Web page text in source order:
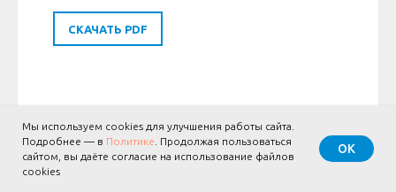
Мы используем cookies для улучшения работы сайта.
Подробнее — в Политике . Продолжая пользоваться
сайтом, вы даёте согласие на использование файлов
cookies
ОК
СКАЧАТЬ PDF
строительстве
04.05.2022